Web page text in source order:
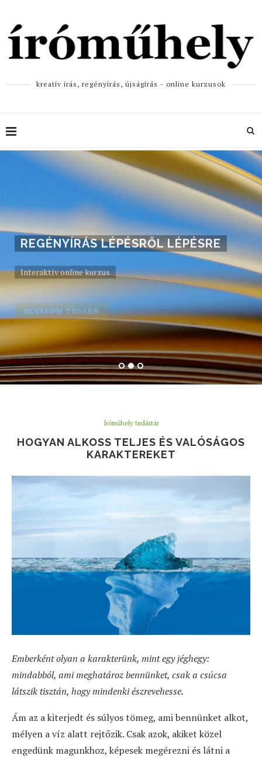
kreatív írás, regényírás, újságírás - online kurzusok
REGÉNYÍRÁS LÉPÉSRŐL LÉPÉSRE
Interaktív online kurzus
Íróműhely tudástár
HOGYAN ALKOSS TELJES ÉS VALÓSÁGOS
KARAKTEREKET
Emberként olyan a karakterünk, mint egy jéghegy:
mindabból, ami meghatároz bennünket, csak a csúcsa
látszik tisztán, hogy mindenki észrevehesse.
Ám az a kiterjedt és súlyos tömeg, ami bennünket alkot,
mélyen a víz alatt rejtőzik. Csak azok, akiket közel
engedünk magunkhoz, képesek megérezni és látni a